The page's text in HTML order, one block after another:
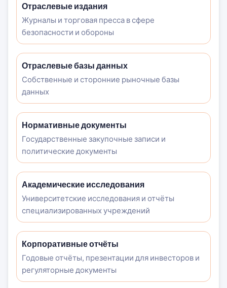
Отраслевые издания
Журналы и торговая пресса в сфере
безопасности и обороны
Отраслевые базы данных
Собственные и сторонние рыночные базы
данных
Нормативные документы
Государственные закупочные записи и
политические документы
Академические исследования
Университетские исследования и отчёты
специализированных учреждений
Корпоративные отчёты
Годовые отчёты, презентации для инвесторов и
регуляторные документы